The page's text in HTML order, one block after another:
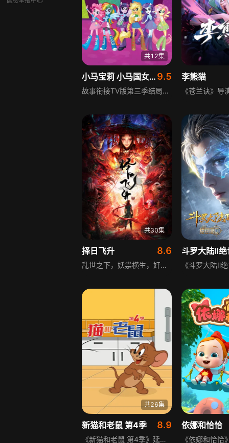
共12集
小马宝莉 小马国女孩系列 9.5
故事衔接TV版第三季结局，紫悦进化为天角兽加冕新公主后的生活。紫悦加冕后不久，水晶帝国珍贵王冠被盗，为找回王冠，她独自前往平行世界。剧集以奇幻冒险为核心，围绕紫悦的平行世界之旅展开，展现魔法与勇气的碰撞，充满童趣与奇幻色彩。
李熊猫
共30集
择日飞升 8.6
乱世之下，妖祟横生，奸佞当道。又值幽界入侵，人、幽两界势力荼毒人间，捕蛇者许应因看不惯为幽界卖命的草头神欺压百姓，反抗犯下弑神之罪，又出手打死了不作为的朝廷官员，遭两界势力追杀，开启了逃亡的生涯······
斗罗大陆Ⅱ
共26集
新猫和老鼠 第4季 8.9
《新猫和老鼠 第4季》延续经典IP的趣味内核，猫和老鼠的主角在现代化的全新环境中相遇，开启了一系列全新的故事线，还引入了不少全新的人物角色。剧情场景也跳出了常规设定，覆盖了从中世纪城堡到疯狂科学家实验室等诸多奇妙且充满想象力的世界，用轻松搞笑的风格演绎追逐与互动的日常，适合全年龄段观众观看。
依娜和恰恰